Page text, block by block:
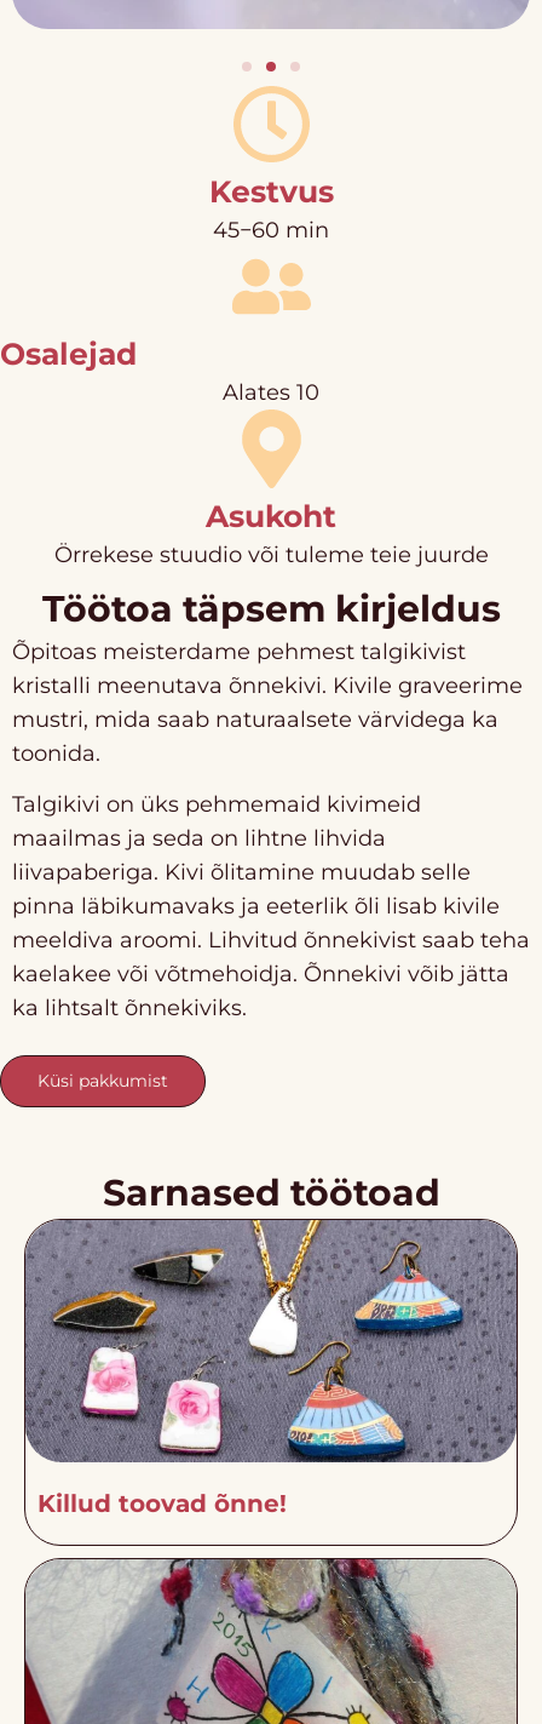
Kestvus
45−60 min
Osalejad
Alates 10
Asukoht
Örrekese stuudio või tuleme teie juurde
Töötoa täpsem kirjeldus
Õpitoas meisterdame pehmest talgikivist
kristalli meenutava õnnekivi. Kivile graveerime
mustri, mida saab naturaalsete värvidega ka
toonida.
Talgikivi on üks pehmemaid kivimeid
maailmas ja seda on lihtne lihvida
liivapaberiga. Kivi õlitamine muudab selle
pinna läbikumavaks ja eeterlik õli lisab kivile
meeldiva aroomi. Lihvitud õnnekivist saab teha
kaelakee või võtmehoidja. Õnnekivi võib jätta
ka lihtsalt õnnekiviks.
Küsi pakkumist
Sarnased töötoad
Killud toovad õnne!